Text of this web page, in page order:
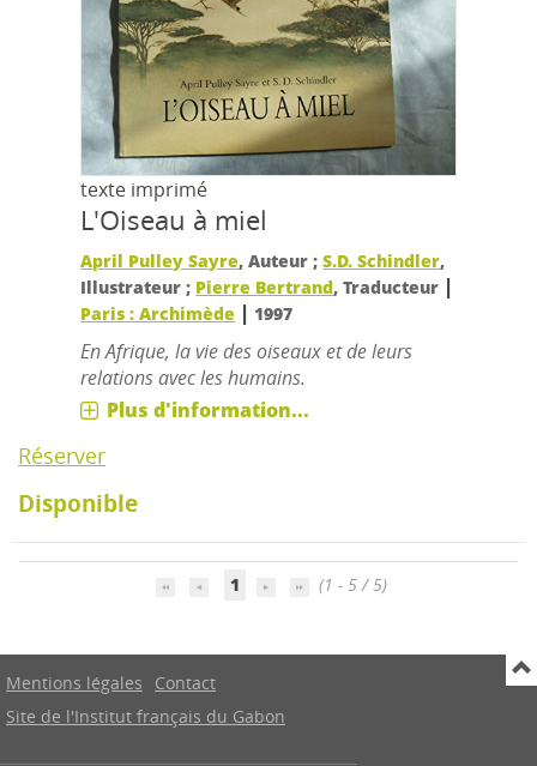
texte imprimé
L'Oiseau à miel
April Pulley Sayre, Auteur ;S.D. Schindler,
Illustrateur ; Pierre Bertrand, Traducteur |
Paris : Archimède | 1997
En Afrique, la vie des oiseaux et de leurs
relations avec les humains.
Plus d'information...
Réserver
Disponible
1 (1 - 5 / 5)
Mentions légales
Contact
Site de l'Institut français du Gabon